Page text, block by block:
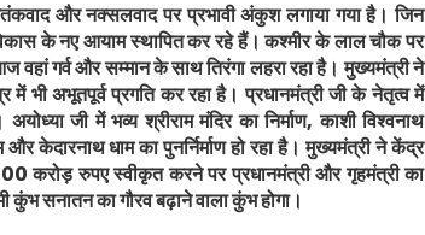
और नक्सलवाद पर प्रभावी अंकुश लगाया गया है। जिन
के नए आयाम स्थापित कर रहे हैं। कश्मीर के लाल चौक पर
वहां गर्व और सम्मान के साथ तिरंगा लहरा रहा है। मुख्यमंत्री ने
भी अभूतपूर्व प्रगति कर रहा है। प्रधानमंत्री जी के नेतृत्व में
जी में भव्य श्रीराम मंदिर का निर्माण, काशी विश्वनाथ
केदारनाथ धाम का पुनर्निर्माण हो रहा है। मुख्यमंत्री ने केंद्र
करोड़ रुपए स्वीकृत करने पर प्रधानमंत्री और गृहमंत्री का
कुंभ सनातन का गौरव बढ़ाने वाला कुंभ होगा।